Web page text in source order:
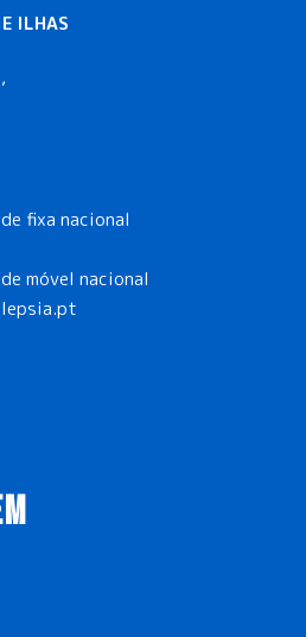
ILHAS
fixa nacional
móvel nacional